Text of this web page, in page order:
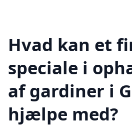
Hvad kan et
speciale i
af gardiner i
hjælpe med?